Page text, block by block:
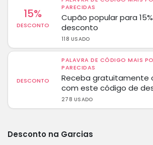
15%
DESCONTO
PARECIDAS
Cupão popular para
desconto
118 USADO
DESCONTO
PALAVRA DE CÓDIGO MAIS
PARECIDAS
Receba gratuitamente
com este código de
278 USADO
Desconto na Garcias